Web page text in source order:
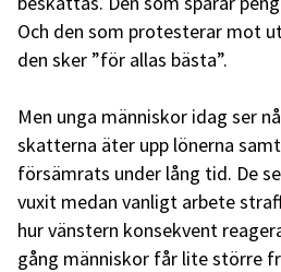
Och den som protesterar mot
den sker ”för allas bästa”.
Men unga människor idag ser
skatterna äter upp lönerna
försämrats under lång tid. De
vuxit medan vanligt arbete
hur vänstern konsekvent
gång människor får lite större